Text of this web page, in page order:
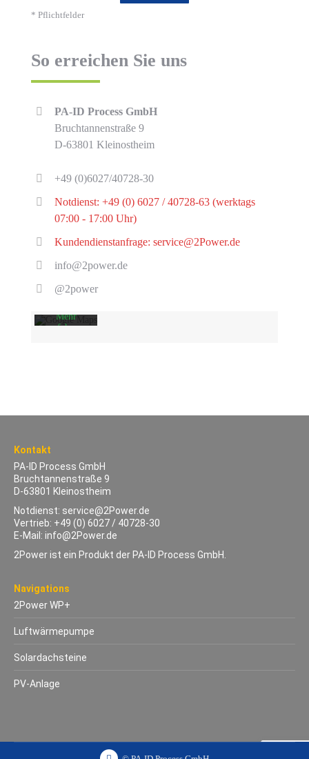
* Pflichtfelder
So erreichen Sie uns
PA-ID Process GmbH
Bruchtannenstraße 9
D-63801 Kleinostheim
+49 (0)6027/40728-30
Notdienst: +49 (0) 6027 / 40728-63 (werktags
07:00 - 17:00 Uhr)
Kundendienstanfrage: service@2Power.de
info@2power.de
@2power
Laden der
akzeptieren
Sie die
Datenschutzerklärung
von
Mehr
erfahren
Kontakt
PA-ID Process GmbH
Bruchtannenstraße 9
D-63801 Kleinostheim
Notdienst: service@2Power.de
Vertrieb: +49 (0) 6027 / 40728-30
E-Mail: info@2Power.de
2Power ist ein Produkt der PA-ID Process GmbH.
Navigations
2Power WP+
Luftwärmepumpe
Solardachsteine
PV-Anlage